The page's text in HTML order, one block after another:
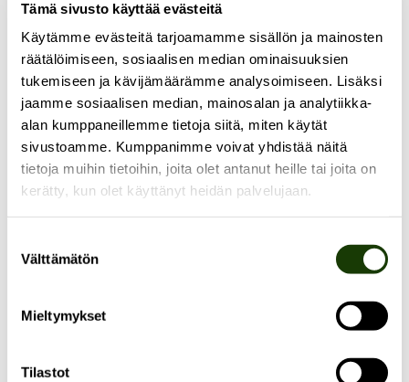
Tämä sivusto käyttää evästeitä
Käytämme evästeitä tarjoamamme sisällön ja mainosten
räätälöimiseen, sosiaalisen median ominaisuuksien
tukemiseen ja kävijämäärämme analysoimiseen. Lisäksi
jaamme sosiaalisen median, mainosalan ja analytiikka-
alan kumppaneillemme tietoja siitä, miten käytät
sivustoamme. Kumppanimme voivat yhdistää näitä
tietoja muihin tietoihin, joita olet antanut heille tai joita on
kerätty, kun olet käyttänyt heidän palvelujaan.
valinta
Välttämätön
Mieltymykset
Tilastot
Tapahtuman
asiantuntijavieraat
Anna Heikkinen
on globaalin kehitystutkimuksen
väitöskirjatutkija Helsingin yliopistossa sekä
luonnonvarapolitiikkaan keskittynyt
freelancetoimittaja.
ympäristövaikuttaja ja poliitikko, joka on toiminut
ajan. Karppinen on myös Harvardin yliopiston
jäsen.